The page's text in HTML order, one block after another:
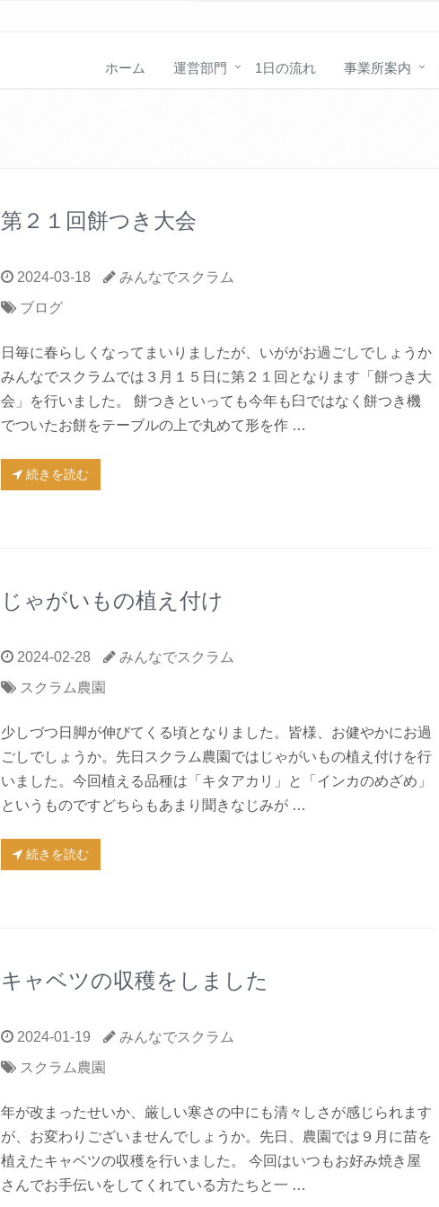
ホーム 運営部門 1日の流れ 事業所案内
第２１回餅つき大会
2024-03-18
みんなでスクラム
ブログ
日毎に春らしくなってまいりましたが、いががお過ごしでしょうか
みんなでスクラムでは３月１５日に第２１回となります「餅つき大
会」を行いました。 餅つきといっても今年も臼ではなく餅つき機
でついたお餅をテーブルの上で丸めて形を作 …
続きを読む
じゃがいもの植え付け
2024-02-28
みんなでスクラム
スクラム農園
少しづつ日脚が伸びてくる頃となりました。皆様、お健やかにお過
ごしでしょうか。先日スクラム農園ではじゃがいもの植え付けを行
いました。今回植える品種は「キタアカリ」と「インカのめざめ」
というものですどちらもあまり聞きなじみが …
続きを読む
キャベツの収穫をしました
2024-01-19
みんなでスクラム
スクラム農園
年が改まったせいか、厳しい寒さの中にも清々しさが感じられます
が、お変わりございませんでしょうか。先日、農園では９月に苗を
植えたキャベツの収穫を行いました。 今回はいつもお好み焼き屋
さんでお手伝いをしてくれている方たちと一 …